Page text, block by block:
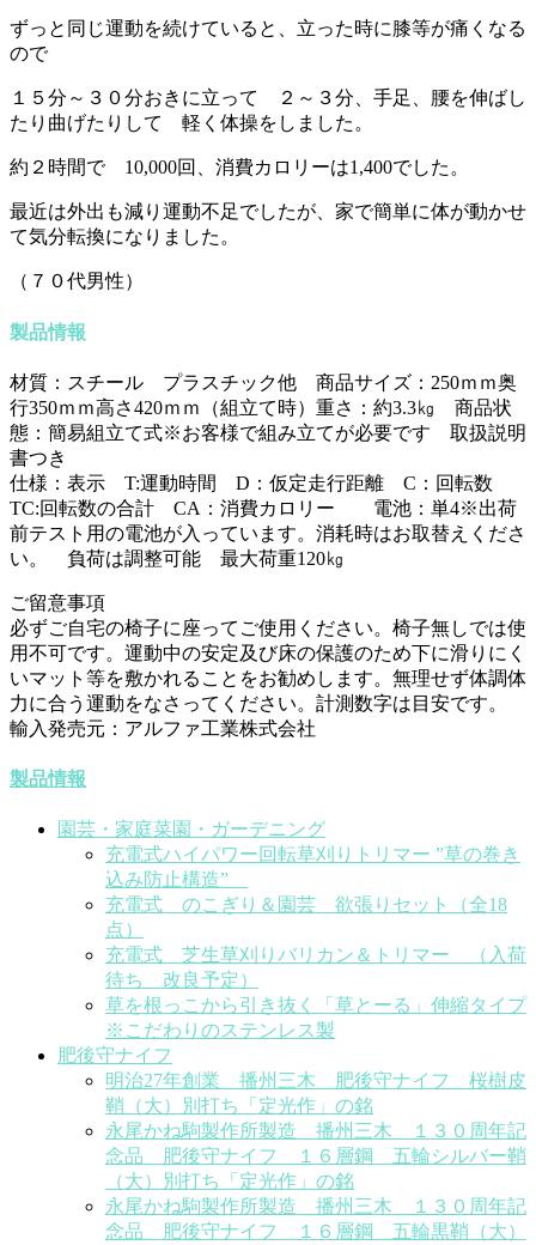
ずっと同じ運動を続けていると、立った時に膝等が痛くなる
ので
１５分～３０分おきに立って ２～３分、手足、腰を伸ばし
たり曲げたりして 軽く体操をしました。
約２時間で 10,000回、消費カロリーは1,400でした。
最近は外出も減り運動不足でしたが、家で簡単に体が動かせ
て気分転換になりました。
（７０代男性）
製品情報
材質：スチール プラスチック他 商品サイズ：250ｍｍ奥
行350ｍｍ高さ420ｍｍ（組立て時）重さ：約3.3㎏ 商品状
態：簡易組立て式※お客様で組み立てが必要です 取扱説明
書つき
仕様：表示 T:運動時間 D：仮定走行距離 C：回転数
TC:回転数の合計 CA：消費カロリー 電池：単4※出荷
前テスト用の電池が入っています。消耗時はお取替えくださ
い。 負荷は調整可能 最大荷重120㎏
ご留意事項
必ずご自宅の椅子に座ってご使用ください。椅子無しでは使
用不可です。運動中の安定及び床の保護のため下に滑りにく
いマット等を敷かれることをお勧めします。無理せず体調体
力に合う運動をなさってください。計測数字は目安です。
輸入発売元：アルファ工業株式会社
製品情報
園芸・家庭菜園・ガーデニング
充電式ハイパワー回転草刈りトリマー ”草の巻き
込み防止構造”
充電式 のこぎり＆園芸 欲張りセット（全18
点）
充電式 芝生草刈りバリカン＆トリマー （入荷
待ち 改良予定）
草を根っこから引き抜く「草とーる」伸縮タイプ
※こだわりのステンレス製
肥後守ナイフ
明治27年創業 播州三木 肥後守ナイフ 桜樹皮
鞘（大）別打ち「定光作」の銘
永尾かね駒製作所製造 播州三木 １３０周年記
念品 肥後守ナイフ １６層鋼 五輪シルバー鞘
（大）別打ち「定光作」の銘
永尾かね駒製作所製造 播州三木 １３０周年記
念品 肥後守ナイフ １６層鋼 五輪黒鞘（大）